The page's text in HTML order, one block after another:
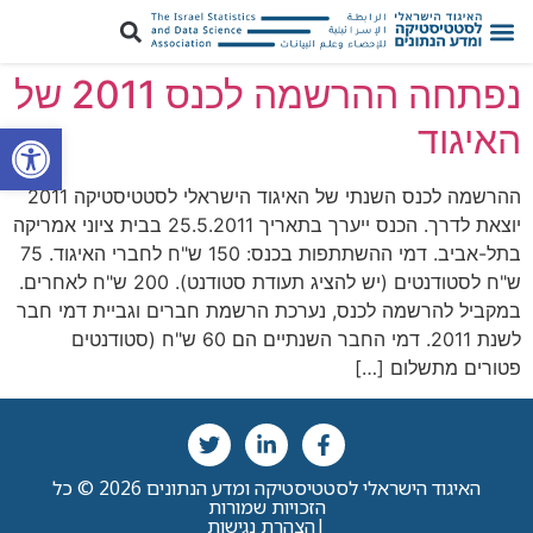
פתח
נפתחה ההרשמה לכנס 2011 של
האיגוד
ההרשמה לכנס השנתי של האיגוד הישראלי לסטטיסטיקה 2011
יוצאת לדרך. הכנס ייערך בתאריך 25.5.2011 בבית ציוני אמריקה
בתל-אביב. דמי ההשתתפות בכנס: 150 ש"ח לחברי האיגוד. 75
ש"ח לסטודנטים (יש להציג תעודת סטודנט). 200 ש"ח לאחרים.
במקביל להרשמה לכנס, נערכת הרשמת חברים וגביית דמי חבר
לשנת 2011. דמי החבר השנתיים הם 60 ש"ח (סטודנטים
פטורים מתשלום […]
האיגוד הישראלי לסטטיסטיקה ומדע הנתונים 2026 © כל
הזכויות שמורות
|הצהרת נגישות